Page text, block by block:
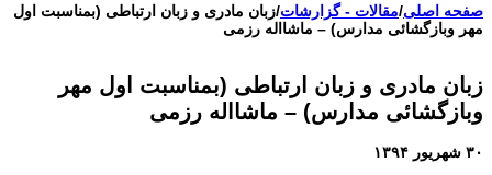
صفحه اصلی/مقالات - گزارشات/زبان مادری و زبان ارتباطی (بمناسبت اول
مهر وبازگشائی مدارس) – ماشااله رزمی
زبان مادری و زبان ارتباطی (بمناسبت اول مهر
وبازگشائی مدارس) – ماشااله رزمی
۳۰ شهریور ۱۳۹۴